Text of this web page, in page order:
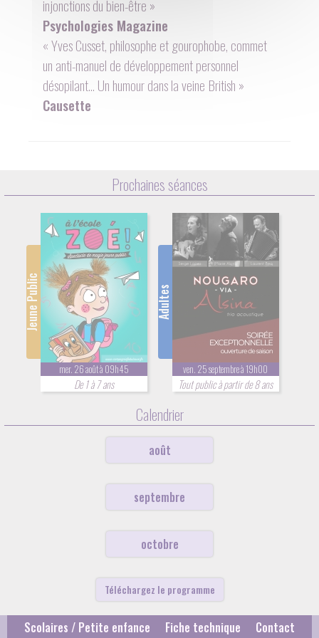
Prochaines séances
Jeune Public
mer. 26 août à 09h45
De 1 à 7 ans
Adultes
ven. 25 septembre à 19h00
Tout public à partir de 8 ans
Calendrier
août
septembre
octobre
Téléchargez le programme
injonctions du bien-être »
Psychologies Magazine
« Yves Cusset, philosophe et gourophobe, commet
un anti-manuel de développement personnel
désopilant… Un humour dans la veine British »
Causette
Scolaires / Petite enfance Fiche technique
Contact